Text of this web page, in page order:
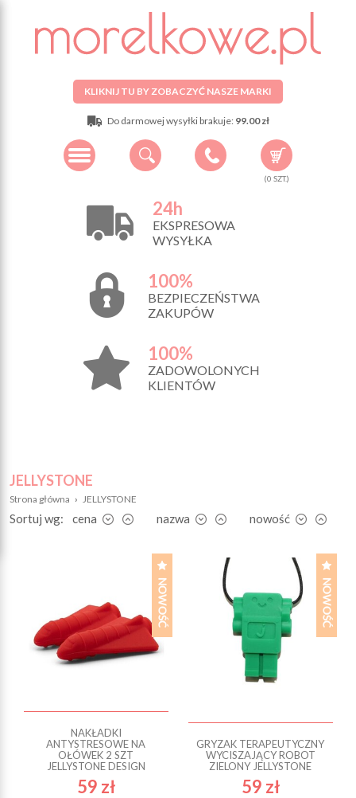
KLIKNIJ TU BY ZOBACZYĆ NASZE MARKI
Do darmowej wysyłki brakuje: 99.00 zł
(0 SZT.)
24h
EKSPRESOWA
WYSYŁKA
100%
BEZPIECZEŃSTWA
ZAKUPÓW
100%
ZADOWOLONYCH
KLIENTÓW
JELLYSTONE
Strona główna › JELLYSTONE
Sortuj wg: cena nazwa nowość
NAKŁADKI
ANTYSTRESOWE NA
OŁÓWEK 2 SZT
JELLYSTONE DESIGN
59 zł
GRYZAK TERAPEUTYCZNY
WYCISZAJĄCY ROBOT
ZIELONY JELLYSTONE
59 zł